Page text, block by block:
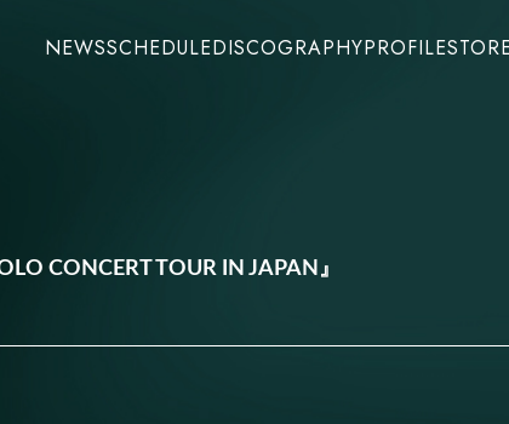
NEWSSCHEDULEDISCOGRAPHYPROFILE
CONCERT TOUR IN JAPAN』